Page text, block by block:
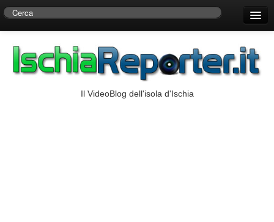
Centro di Ricerche Storiche D’Ambra
Il VideoBlog dell'isola d'Ischia